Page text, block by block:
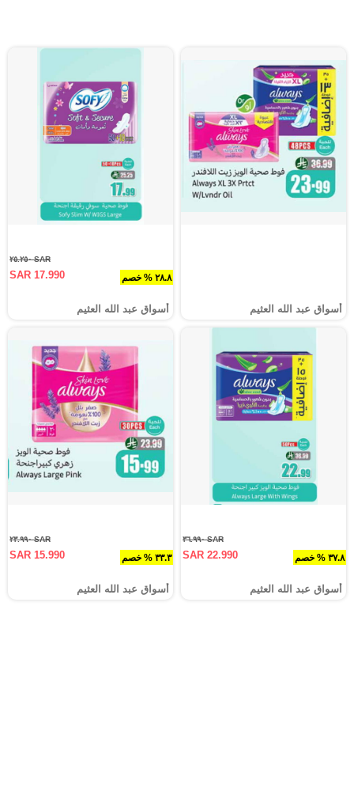
أسواق عبد الله العثيم
٢٨.٨ % خصم
SAR ٢٥.٢٥٠
SAR 17.990
أسواق عبد الله العثيم
٣٧.٨ % خصم
SAR ٣٦.٩٩٠
SAR 22.990
أسواق عبد الله العثيم
٣٣.٣ % خصم
SAR ٢٣.٩٩٠
SAR 15.990
أسواق عبد الله العثيم